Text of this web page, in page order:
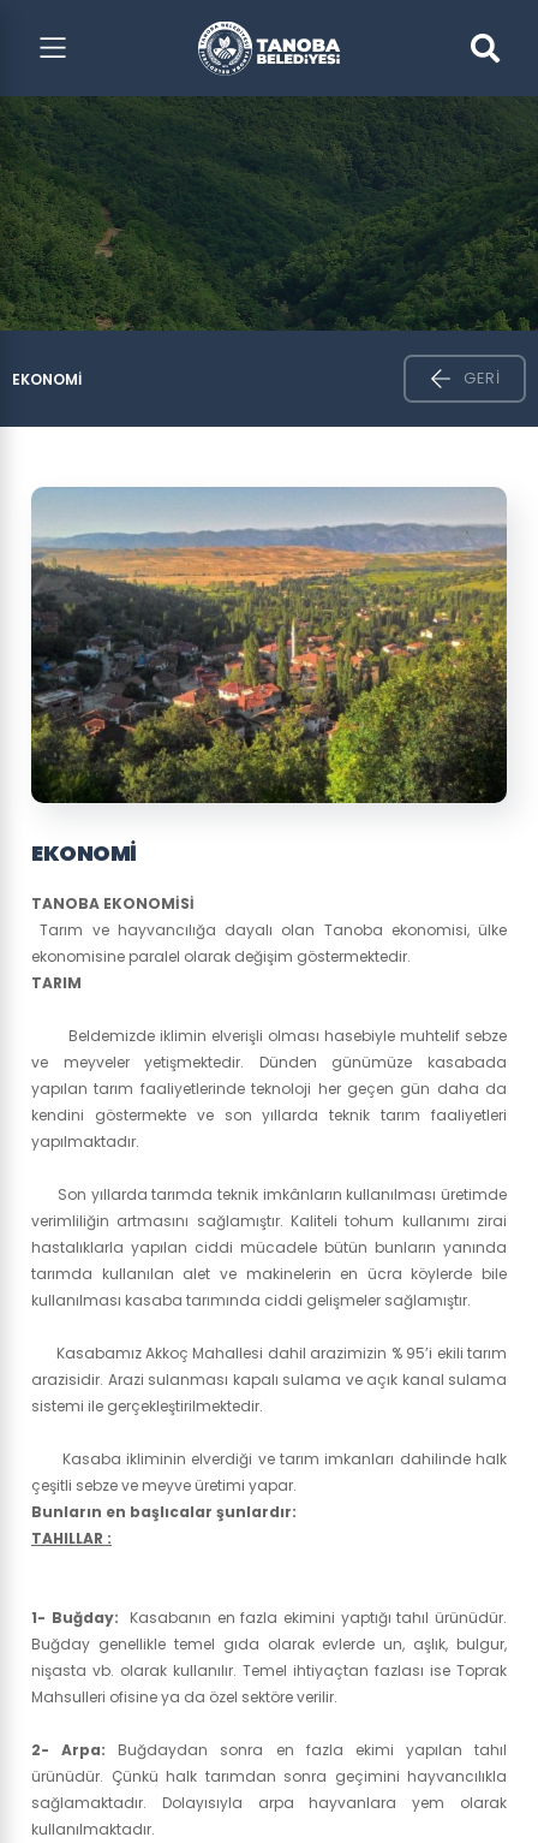
EKONOMI GERI
EKONOMI
TANOBA EKONOMİSİ
Tarım ve hayvancılığa dayalı olan Tanoba ekonomisi, ülke
ekonomisine paralel olarak değişim göstermektedir.
TARIM
Beldemizde iklimin elverişli olması hasebiyle muhtelif sebze
ve meyveler yetişmektedir. Dünden günümüze kasabada
yapılan tarım faaliyetlerinde teknoloji her geçen gün daha da
kendini göstermekte ve son yıllarda teknik tarım faaliyetleri
yapılmaktadır.
Son yıllarda tarımda teknik imkânların kullanılması üretimde
verimliliğin artmasını sağlamıştır. Kaliteli tohum kullanımı zirai
hastalıklarla yapılan ciddi mücadele bütün bunların yanında
tarımda kullanılan alet ve makinelerin en ücra köylerde bile
kullanılması kasaba tarımında ciddi gelişmeler sağlamıştır.
Kasabamız Akkoç Mahallesi dahil arazimizin % 95’i ekili tarım
arazisidir. Arazi sulanması kapalı sulama ve açık kanal sulama
sistemi ile gerçekleştirilmektedir.
Kasaba ikliminin elverdiği ve tarım imkanları dahilinde halk
çeşitli sebze ve meyve üretimi yapar.
Bunların en başlıcalar şunlardır:
TAHILLAR :
1- Buğday: Kasabanın en fazla ekimini yaptığı tahıl ürünüdür.
Buğday genellikle temel gıda olarak evlerde un, aşlık, bulgur,
nişasta vb. olarak kullanılır. Temel ihtiyaçtan fazlası ise Toprak
Mahsulleri ofisine ya da özel sektöre verilir.
2- Arpa: Buğdaydan sonra en fazla ekimi yapılan tahıl
ürünüdür. Çünkü halk tarımdan sonra geçimini hayvancılıkla
sağlamaktadır. Dolayısıyla arpa hayvanlara yem olarak
kullanılmaktadır.